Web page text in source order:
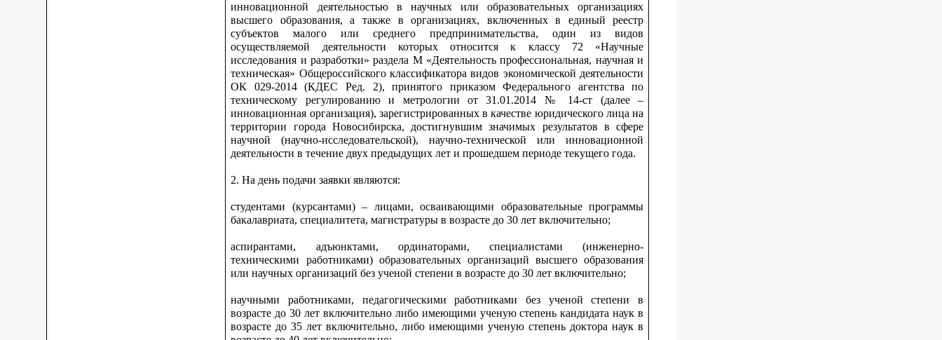
инновационной деятельностью в научных или образовательных организациях
высшего образования, а также в организациях, включенных в единый реестр
субъектов малого или среднего предпринимательства, один из видов
осуществляемой деятельности которых относится к классу 72 «Научные
исследования и разработки» раздела М «Деятельность профессиональная, научная и
техническая» Общероссийского классификатора видов экономической деятельности
ОК 029-2014 (КДЕС Ред. 2), принятого приказом Федерального агентства по
техническому регулированию и метрологии от 31.01.2014 № 14-ст (далее –
инновационная организация), зарегистрированных в качестве юридического лица на
территории города Новосибирска, достигнувшим значимых результатов в сфере
научной (научно-исследовательской), научно-технической или инновационной
деятельности в течение двух предыдущих лет и прошедшем периоде текущего года.
2. На день подачи заявки являются:
студентами (курсантами) – лицами, осваивающими образовательные программы
бакалавриата, специалитета, магистратуры в возрасте до 30 лет включительно;
аспирантами, адъюнктами, ординаторами, специалистами (инженерно-
техническими работниками) образовательных организаций высшего образования
или научных организаций без ученой степени в возрасте до 30 лет включительно;
научными работниками, педагогическими работниками без ученой степени в
возрасте до 30 лет включительно либо имеющими ученую степень кандидата наук в
возрасте до 35 лет включительно, либо имеющими ученую степень доктора наук в